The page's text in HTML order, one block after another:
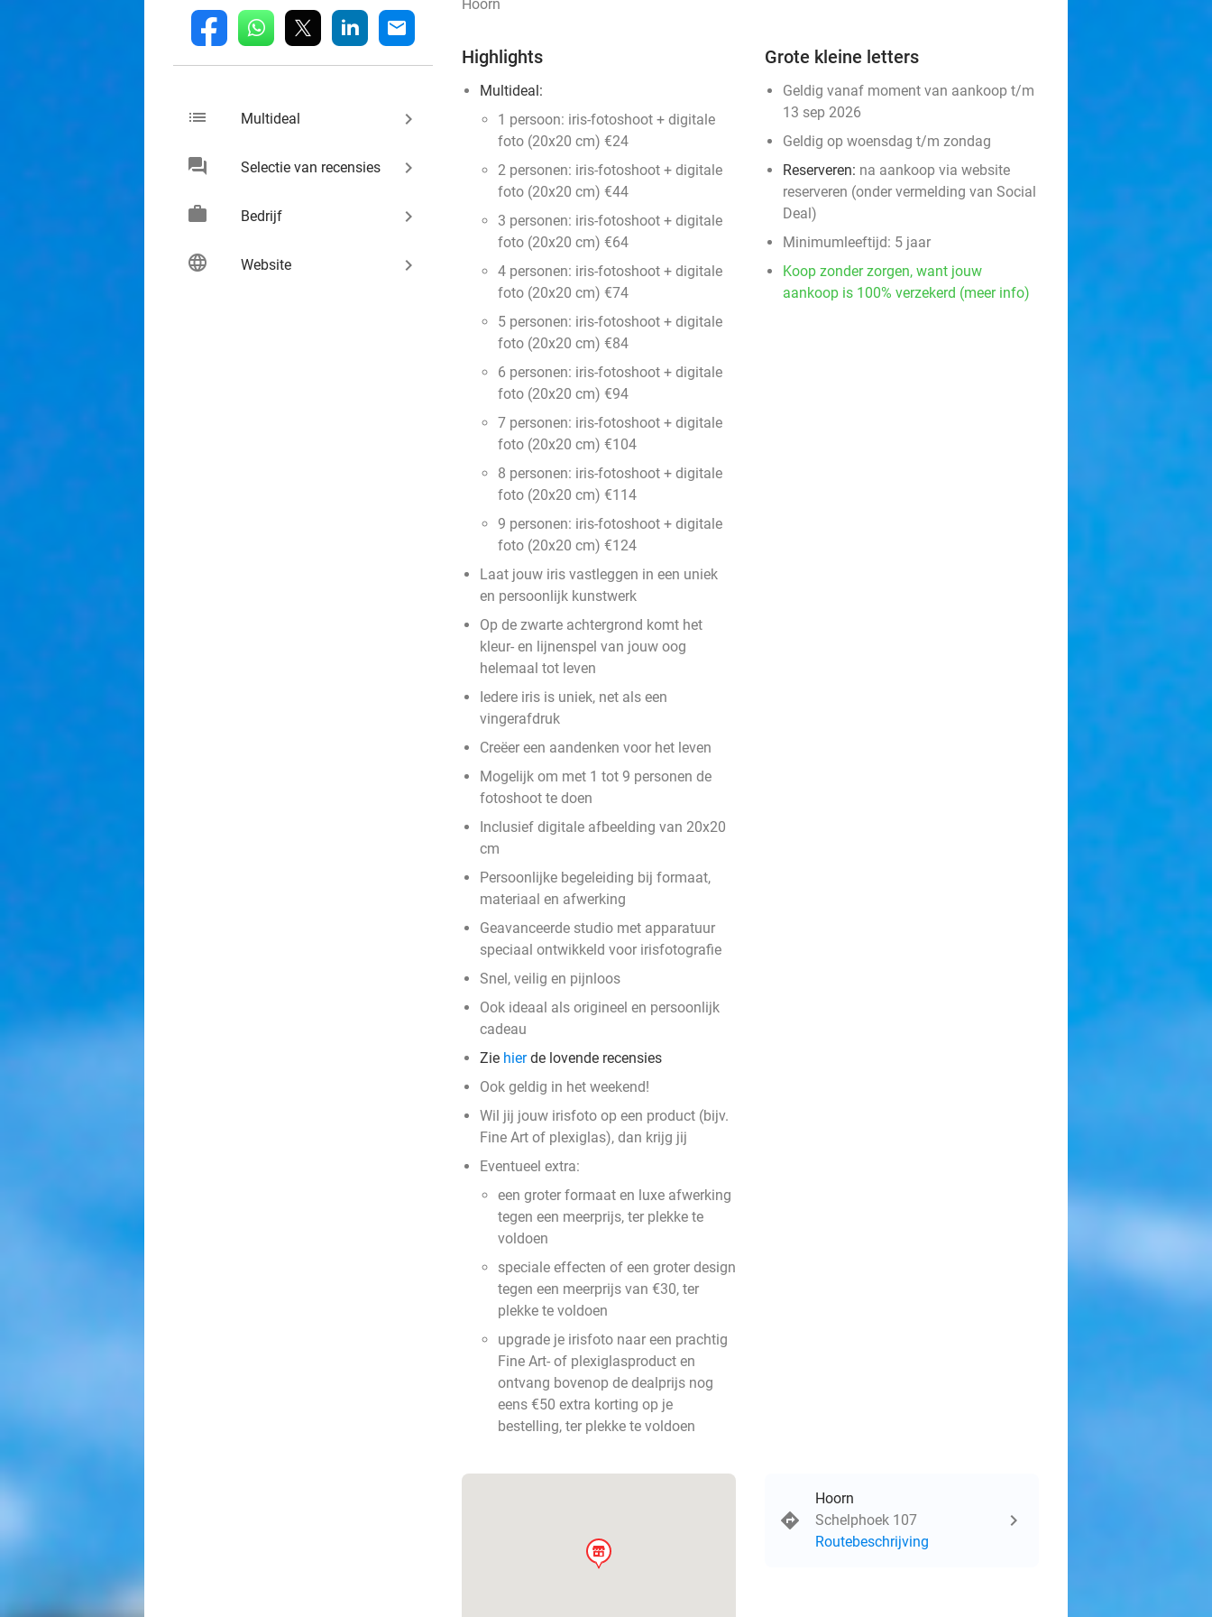
fb whatsapp linkedin mail
list Multideal keyboard_arrow_right
chat Selectie van recensies keyboard_arrow_right
work Bedrijf keyboard_arrow_right
language Website keyboard_arrow_right
Hoorn
Highlights
Multideal:
1 persoon: iris-fotoshoot + digitale
foto (20x20 cm) €24
2 personen: iris-fotoshoot + digitale
foto (20x20 cm) €44
3 personen: iris-fotoshoot + digitale
foto (20x20 cm) €64
4 personen: iris-fotoshoot + digitale
foto (20x20 cm) €74
5 personen: iris-fotoshoot + digitale
foto (20x20 cm) €84
6 personen: iris-fotoshoot + digitale
foto (20x20 cm) €94
7 personen: iris-fotoshoot + digitale
foto (20x20 cm) €104
8 personen: iris-fotoshoot + digitale
foto (20x20 cm) €114
9 personen: iris-fotoshoot + digitale
foto (20x20 cm) €124
Laat jouw iris vastleggen in een uniek
en persoonlijk kunstwerk
Op de zwarte achtergrond komt het
kleur- en lijnenspel van jouw oog
helemaal tot leven
Iedere iris is uniek, net als een
vingerafdruk
Creëer een aandenken voor het leven
Mogelijk om met 1 tot 9 personen de
fotoshoot te doen
Inclusief digitale afbeelding van 20x20
cm
Persoonlijke begeleiding bij formaat,
materiaal en afwerking
Geavanceerde studio met apparatuur
speciaal ontwikkeld voor irisfotografie
Snel, veilig en pijnloos
Ook ideaal als origineel en persoonlijk
cadeau
Zie hierde lovende recensies
Ook geldig in het weekend!
Wil jij jouw irisfoto op een product (bijv.
Fine Art of plexiglas), dan krijg jij
Eventueel extra:
een groter formaat en luxe afwerking
tegen een meerprijs, ter plekke te
voldoen
speciale effecten of een groter design
tegen een meerprijs van €30, ter
plekke te voldoen
upgrade je irisfoto naar een prachtig
Fine Art- of plexiglasproduct en
ontvang bovenop de dealprijs nog
eens €50 extra korting op je
bestelling, ter plekke te voldoen
Grote kleine letters
Geldig vanaf moment van aankoop t/m
13 sep 2026
Geldig op woensdag t/m zondag
Reserveren: na aankoop via website
reserveren (onder vermelding van Social
Deal)
Minimumleeftijd: 5 jaar
Koop zonder zorgen, want jouw
aankoop is 100% verzekerd (meer info)
store
Hoorn
Schelphoek 107
Routebeschrijving